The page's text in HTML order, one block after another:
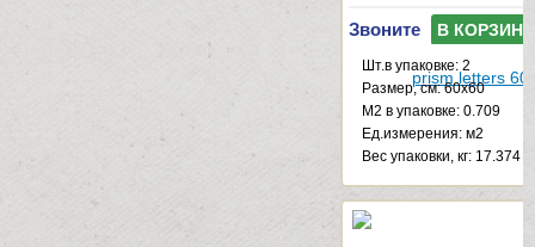
Звоните В КОРЗИНУ
Шт.в упаковке: 2
Размер, см: 60x60
М2 в упаковке: 0.709
Ед.измерения: м2
Веc упаковки, кг: 17.374